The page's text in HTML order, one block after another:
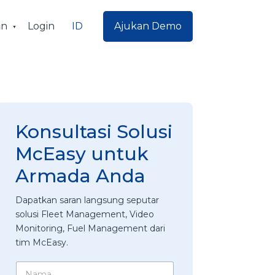
Login ID Ajukan Demo
Konsultasi Solusi
McEasy untuk
Armada Anda
Dapatkan saran langsung seputar
solusi Fleet Management, Video
Monitoring, Fuel Management dari
tim McEasy.
N